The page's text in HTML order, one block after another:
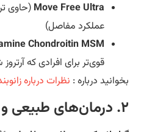
Move Free Ultra(حاوی
عملکرد مفاصل)
Chondroitin MSM
قوی‌تر برای افرادی که آرتروز
درباره :نظرات درباره زانوبند